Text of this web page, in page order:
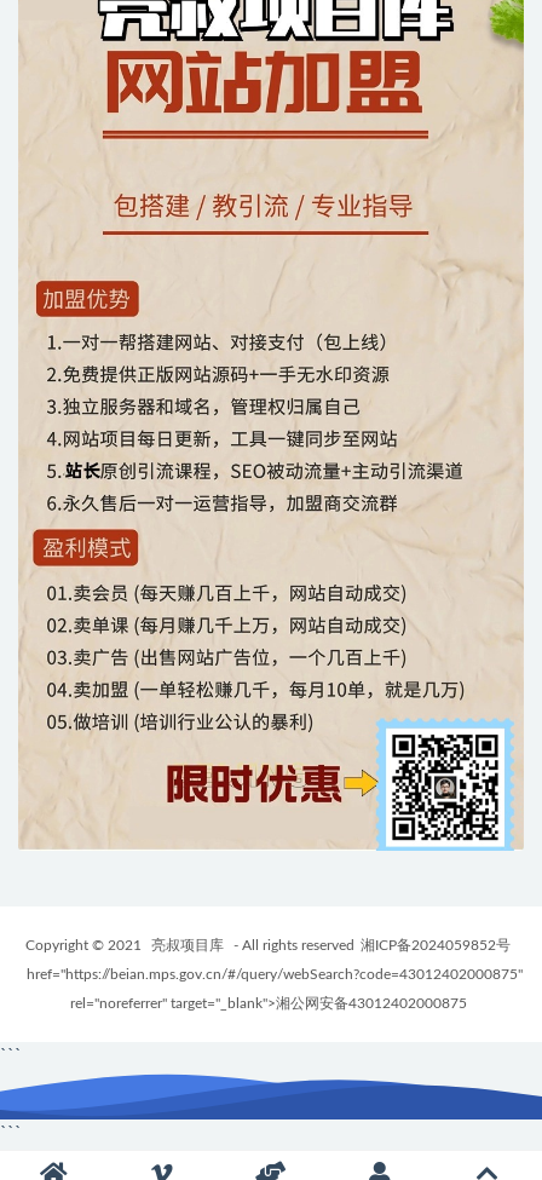
Copyright © 2021 亮叔项目库 - All rights reserved 湘ICP备2024059852号
href="https://beian.mps.gov.cn/#/query/webSearch?code=43012402000875"
rel="noreferrer" target="_blank">湘公网安备43012402000875
```
```